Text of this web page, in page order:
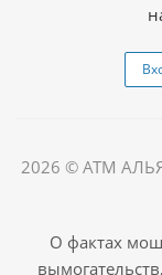
2026 © АТМ
О фактах